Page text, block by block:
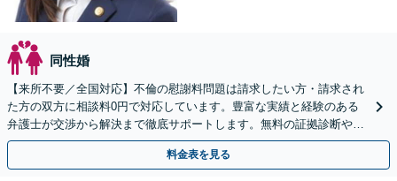
同性婚
【来所不要／全国対応】不倫の慰謝料問題は請求したい方・請求され
た方の双方に相談料0円で対応しています。豊富な実績と経験のある
弁護士が交渉から解決まで徹底サポートします。無料の証拠診断や着
手金の返還保証もありますので安心してご相談ください。
料金表を見る